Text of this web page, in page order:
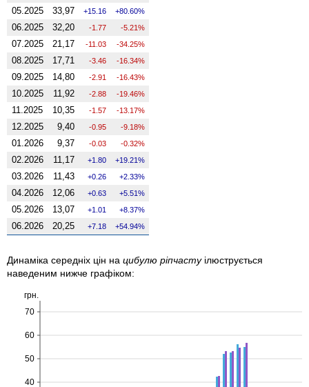
05.2025 33,97 15.16 80.60%
06.2025 32,20 -1.77 -5.21%
07.2025 21,17 -11.03 -34.25%
08.2025 17,71 -3.46 -16.34%
09.2025 14,80 -2.91 -16.43%
10.2025 11,92 -2.88 -19.46%
11.2025 10,35 -1.57 -13.17%
12.2025 9,40 -0.95 -9.18%
01.2026 9,37 -0.03 -0.32%
02.2026 11,17 1.80 19.21%
03.2026 11,43 0.26 2.33%
04.2026 12,06 0.63 5.51%
05.2026 13,07 1.01 8.37%
06.2026 20,25 7.18 54.94%
Динаміка середніх цін на цибулю ріпчастуілюструється
наведеним нижче графіком:
40
50
60
70
грн.